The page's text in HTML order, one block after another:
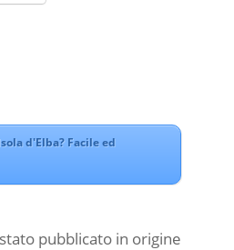
d'Elba? Facile ed
pubblicato in origine